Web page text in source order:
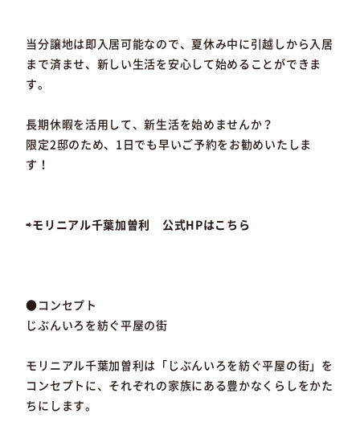
当分譲地は即入居可能なので、夏休み中に引越しから入居
まで済ませ、新しい生活を安心して始めることができま
す。
長期休暇を活用して、新生活を始めませんか？
限定2邸のため、1日でも早いご予約をお勧めいたしま
す！
⇨モリニアル千葉加曽利 公式HPはこちら
●コンセプト
じぶんいろを紡ぐ平屋の街
モリニアル千葉加曽利は「じぶんいろを紡ぐ平屋の街」を
コンセプトに、それぞれの家族にある豊かなくらしをかた
ちにします。